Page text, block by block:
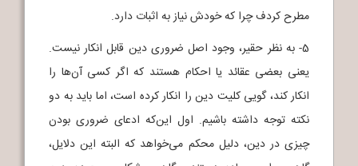
مطرح کردف چرا که خودش نیاز به اثبات دارد.
5- به نظر حقیر، وجود اصل ضروری دین قابل انکار نیست.
یعنی بعضی عقائد یا احکام هستند که اگر کسی آن‌ها را
انکار کند، گویی کلیت دین را انکار کرده است، اما باید به دو
نکته توجه داشته باشیم. اول این‌که ادعای ضروری بودن
چیزی در دین، دلیل محکم می‌خواهد که البته این دلایل،